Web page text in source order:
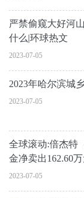
严禁偷窥大好河
什么|环球热文
2023-07-05
2023年哈尔滨城
2023-07-05
全球滚动:倍杰特
金净卖出162.60
2023-07-05